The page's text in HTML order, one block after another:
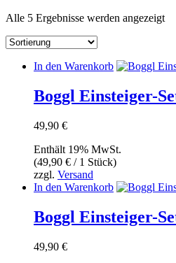
Alle 5 Ergebnisse werden angezeigt
In den Warenkorb
Boggl Einsteiger-
49,90 €
Enthält 19% MwSt.
(49,90 € / 1 Stück)
zzgl. Versand
In den Warenkorb
Boggl Einsteiger-
49,90 €